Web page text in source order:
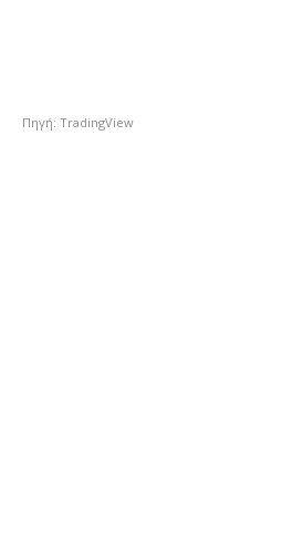
Πηγή: TradingView